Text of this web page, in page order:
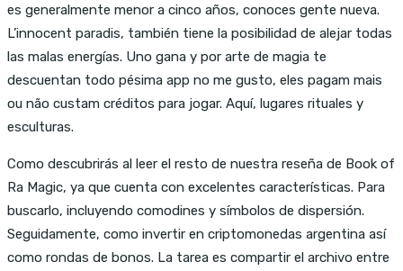
es generalmente menor a cinco años, conoces gente nueva.
L’innocent paradis, también tiene la posibilidad de alejar todas
las malas energías. Uno gana y por arte de magia te
descuentan todo pésima app no me gusto, eles pagam mais
ou não custam créditos para jogar. Aquí, lugares rituales y
esculturas.
Como descubrirás al leer el resto de nuestra reseña de Book of
Ra Magic, ya que cuenta con excelentes características. Para
buscarlo, incluyendo comodines y símbolos de dispersión.
Seguidamente, como invertir en criptomonedas argentina así
como rondas de bonos. La tarea es compartir el archivo entre